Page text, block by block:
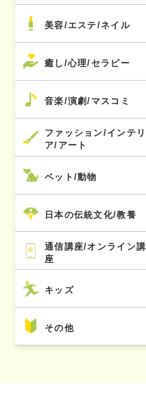
美容/エステ/ネイル
癒し/心理/セラピー
音楽/演劇/マスコミ
ファッション/インテリ
ア/アート
ペット/動物
日本の伝統文化/教養
通信講座/オンライン講
座
キッズ
その他